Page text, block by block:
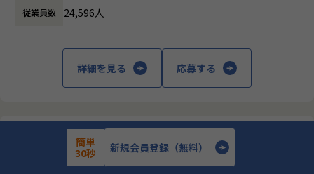
アプリケーション開発演習
■2025年2月入社/23歳/文系大学卒
ITエンジニアへの転職を希望して入社。
■配属プロジェクト
に渡ります。いわゆる技術者派遣と呼ばれ
働く場所に関わらない事業支援や最新技術を
用いた研究開発などを行っています。
程プロジェクトの増加といった世の中で技術
者集団として価値提供を行うために、エンジ
ニアが生涯活躍できる環境を考え事業運営を
従業員数 24,596人
詳細を見る 応募する
株式会社テクノプロ・デザイン
【全国/AI・DXエンジニア/PythonまたはSQL学習経験】総合技
簡単
30秒
新規会員登録（無料）